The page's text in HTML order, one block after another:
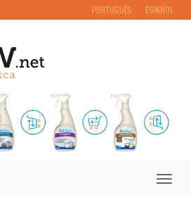
PORTUGUÊS ESPAÑOL
Toggle